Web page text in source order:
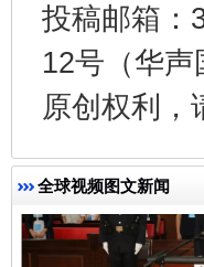
投稿邮箱：
12号（华
原创权利，
全球视频图文新闻
受贿1.44亿！